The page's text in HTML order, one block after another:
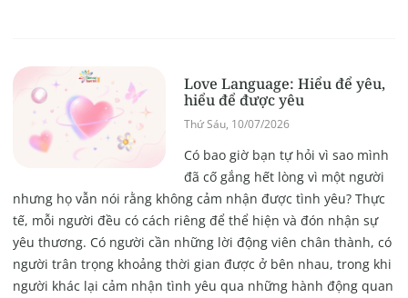
Love Language: Hiểu để yêu,
hiểu để được yêu
Thứ Sáu, 10/07/2026
Có bao giờ bạn tự hỏi vì sao mình
đã cố gắng hết lòng vì một người
nhưng họ vẫn nói rằng không cảm nhận được tình yêu? Thực
tế, mỗi người đều có cách riêng để thể hiện và đón nhận sự
yêu thương. Có người cần những lời động viên chân thành, có
người trân trọng khoảng thời gian được ở bên nhau, trong khi
người khác lại cảm nhận tình yêu qua những hành động quan